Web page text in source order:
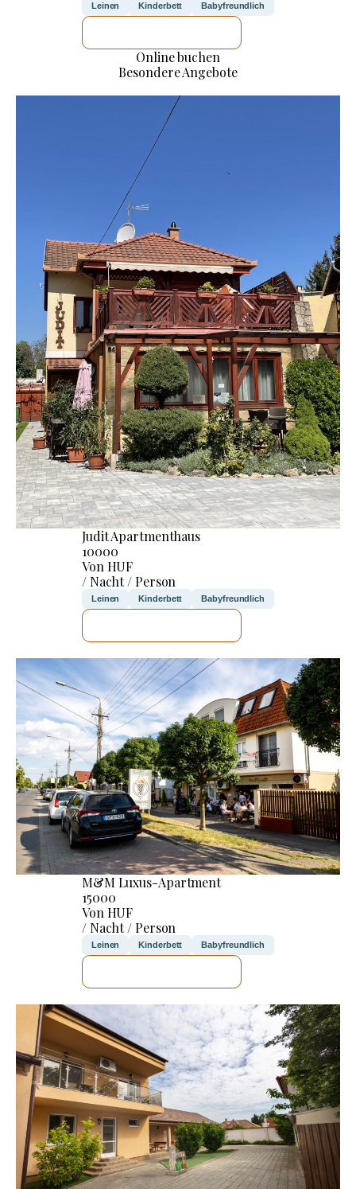
Leinen Kinderbett Babyfreundlich
Online buchen
Besondere Angebote
Judit Apartmenthaus
10000
Von HUF
/ Nacht / Person
Leinen Kinderbett Babyfreundlich
M&M Luxus-Apartment
15000
Von HUF
/ Nacht / Person
Leinen Kinderbett Babyfreundlich